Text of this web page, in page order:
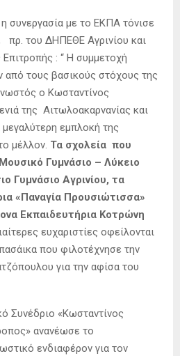
η συνεργασία με το ΕΚΠΑ τόνισε
πρ. του ΔΗΠΕΘΕ Αγρινίου και
: “ Η συμμετοχή
από τους βασικούς στόχους της
ο Κωσταντίνος
της Αιτωλοακαρνανίας και
μεγαλύτερη εμπλοκή της
μέλλον. Τα σχολεία που
Γυμνάσιο – Λύκειο
Γυμνάσιο Αγρινίου, τα
«Παναγία Προυσιώτισσα»
Εκπαιδευτήρια Κοτρώνη
ευχαριστίες οφείλονται
που φιλοτέχνησε την
για την αφίσα του
Συνέδριο «Κωσταντίνος
ανανέωσε το
ενδιαφέρον για τον